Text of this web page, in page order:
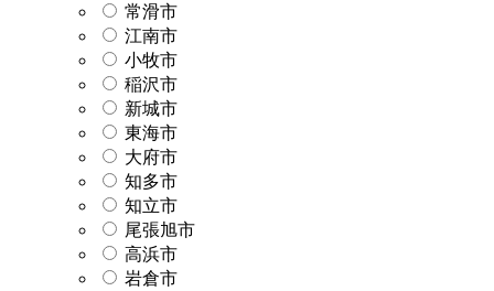
常滑市
江南市
小牧市
稲沢市
新城市
東海市
大府市
知多市
知立市
尾張旭市
高浜市
岩倉市